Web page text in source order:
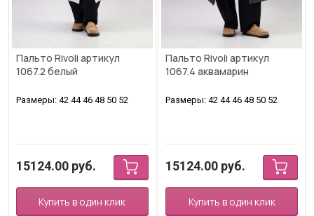
Пальто Rivoli артикул
1067.2 белый
Размеры: 42 44 46 48 50 52
15124.00 руб.
Купить в один клик
Пальто Rivoli артикул
1067.4 аквамарин
Размеры: 42 44 46 48 50 52
15124.00 руб.
Купить в один клик